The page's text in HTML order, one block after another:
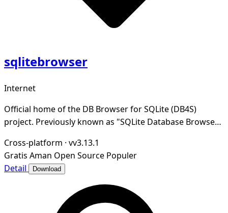
sqlitebrowser
Internet
Official home of the DB Browser for SQLite (DB4S)
project. Previously known as "SQLite Database Browser"
Cross-platform · vv3.13.1
Gratis Aman Open Source Populer
Detail
Download